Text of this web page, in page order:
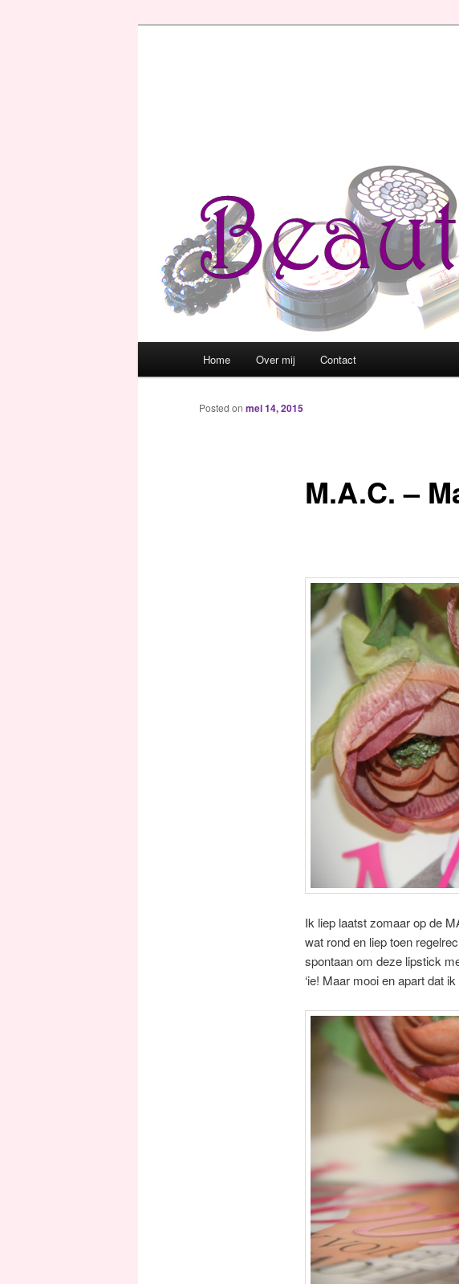
Spring naar de primaire inhoud
Spring naar de secundaire inhoud
Home Over mij Contact
M.A.C. –
Posted on mei 14, 2015
Ik liep laatst zomaar op de
wat rond en liep toen
spontaan om deze lipstick
‘ie! Maar mooi en apart dat